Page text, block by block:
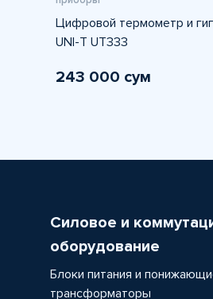
Цифровой термометр и
UNI-T UT333
243 000 сум
Силовое и
оборудование
Блоки питания и
трансформаторы